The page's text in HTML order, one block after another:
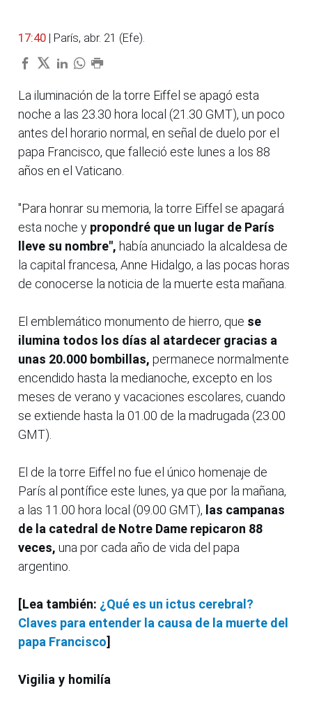
17:40 | París, abr. 21 (Efe).
La iluminación de la torre Eiffel se apagó esta
noche a las 23.30 hora local (21.30 GMT), un poco
antes del horario normal, en señal de duelo por el
papa Francisco, que falleció este lunes a los 88
años en el Vaticano.
"Para honrar su memoria, la torre Eiffel se apagará
esta noche y propondré que un lugar de París
lleve su nombre", había anunciado la alcaldesa de
la capital francesa, Anne Hidalgo, a las pocas horas
de conocerse la noticia de la muerte esta mañana.
El emblemático monumento de hierro, que se
ilumina todos los días al atardecer gracias a
unas 20.000 bombillas, permanece normalmente
encendido hasta la medianoche, excepto en los
meses de verano y vacaciones escolares, cuando
se extiende hasta la 01.00 de la madrugada (23.00
GMT).
El de la torre Eiffel no fue el único homenaje de
París al pontífice este lunes, ya que por la mañana,
a las 11.00 hora local (09.00 GMT), las campanas
de la catedral de Notre Dame repicaron 88
veces, una por cada año de vida del papa
argentino.
[Lea también: ¿Qué es un ictus cerebral?
Claves para entender la causa de la muerte del
papa Francisco]
Vigilia y homilía